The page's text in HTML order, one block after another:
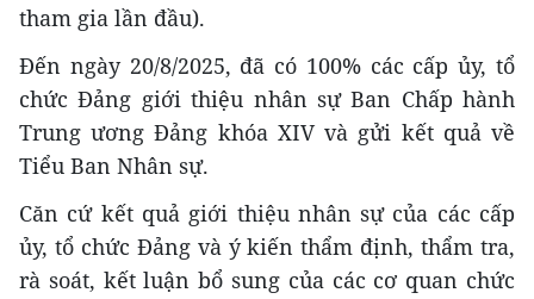
tham gia lần đầu).
Đến ngày 20/8/2025, đã có 100% các cấp ủy, tổ
chức Đảng giới thiệu nhân sự Ban Chấp hành
Trung ương Đảng khóa XIV và gửi kết quả về
Tiểu Ban Nhân sự.
Căn cứ kết quả giới thiệu nhân sự của các cấp
ủy, tổ chức Đảng và ý kiến thẩm định, thẩm tra,
rà soát, kết luận bổ sung của các cơ quan chức